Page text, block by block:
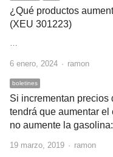
¿Qué productos
(XEU 301223)
…
6 enero, 2024 Author
ramon
boletines
Si incrementan precios
tendrá que aumentar
no aumente la
19 marzo, 2019 Author
ramon